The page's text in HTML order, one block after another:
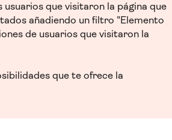
que visitaron la página que
añadiendo un filtro "Elemento
de usuarios que visitaron la
que te ofrece la